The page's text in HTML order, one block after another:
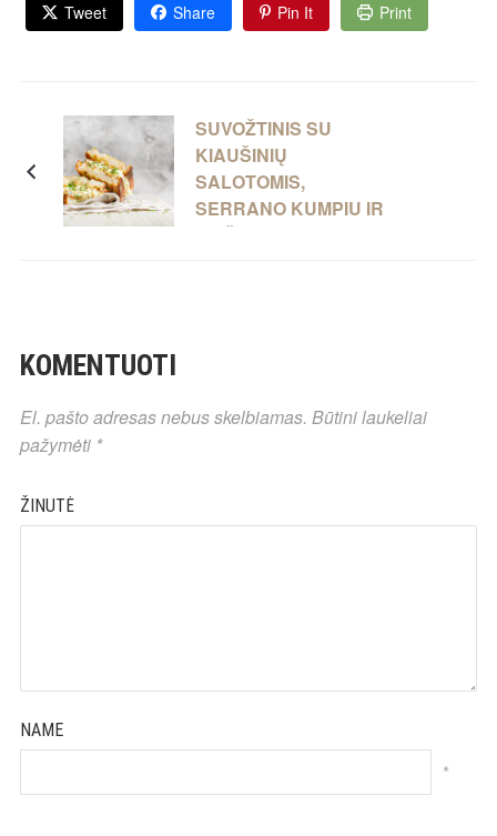
Tweet Share Pin It Print
SUVOŽTINIS SU
KIAUŠINIŲ
SALOTOMIS,
SERRANO KUMPIU IR
LAIŠKINIAIS
KOMENTUOTI
El. pašto adresas nebus skelbiamas. Būtini laukeliai
pažymėti *
ŽINUTĖ
NAME
*